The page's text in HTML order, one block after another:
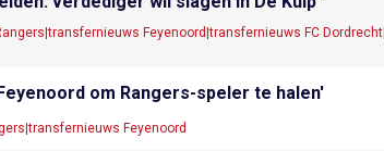
|transfernieuws Feyenoord |transfernieuws FC Dordrecht
om Rangers-speler te halen'
|transfernieuws Feyenoord